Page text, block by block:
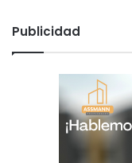
Publicidad